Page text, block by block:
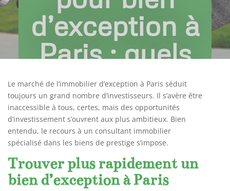
d’exception à
Paris : quels
avantages ?
Juil 12, 2022|Achat Immobilier
Le marché de l’immobilier d’exception à Paris séduit
toujours un grand nombre d’investisseurs. Il s’avère être
inaccessible à tous, certes, mais des opportunités
d’investissement s’ouvrent aux plus ambitieux. Bien
entendu, le recours à un consultant immobilier
spécialisé dans les biens de prestige s’impose.
Trouver plus rapidement un
bien d’exception à Paris